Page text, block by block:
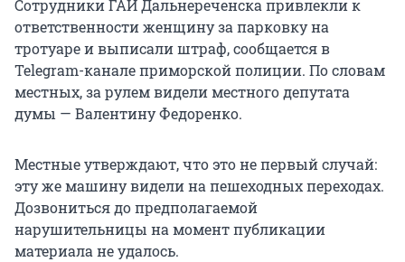
Сотрудники ГАИ Дальнереченска привлекли к
ответственности женщину за парковку на
тротуаре и выписали штраф, сообщается в
Telegram-канале приморской полиции. По словам
местных, за рулем видели местного депутата
думы — Валентину Федоренко.
Местные утверждают, что это не первый случай:
эту же машину видели на пешеходных переходах.
Дозвониться до предполагаемой
нарушительницы на момент публикации
материала не удалось.